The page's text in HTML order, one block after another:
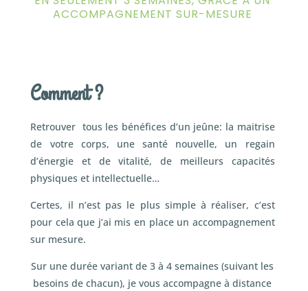
ACCOMPAGNEMENT SUR-MESURE
Comment ?
Retrouver tous les bénéfices d’un jeûne: la maitrise
de votre corps, une santé nouvelle, un regain
d’énergie et de vitalité, de meilleurs capacités
physiques et intellectuelle…
Certes, il n’est pas le plus simple à réaliser, c’est
pour cela que j’ai mis en place un accompagnement
sur mesure.
Sur une durée variant de 3 à 4 semaines (suivant les
besoins de chacun), je vous accompagne à distance